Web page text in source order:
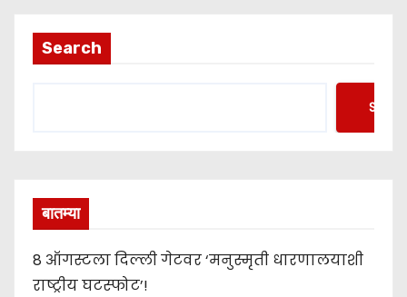
Search
बातम्या
8 ऑगस्टला दिल्ली गेटवर ‘मनुस्मृती धारणालयाशी
राष्ट्रीय घटस्फोट’!